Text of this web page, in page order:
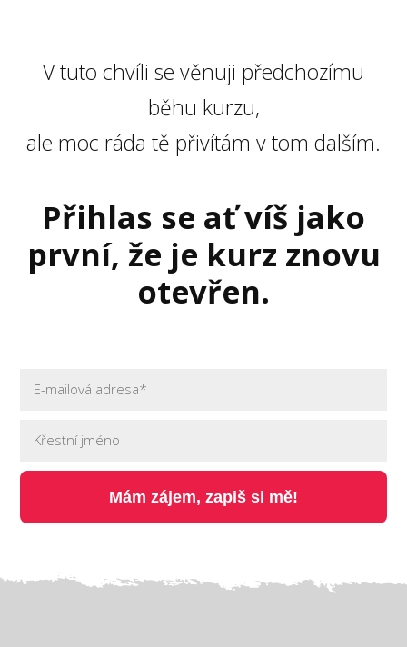
V tuto chvíli se věnuji předchozímu
běhu kurzu,
ale moc ráda tě přivítám v tom dalším.
Přihlas se ať víš jako
první, že je kurz znovu
otevřen.
Mám zájem, zapiš si mě!